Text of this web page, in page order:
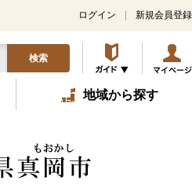
ログイン 新規会員登録
検索
地域から探す